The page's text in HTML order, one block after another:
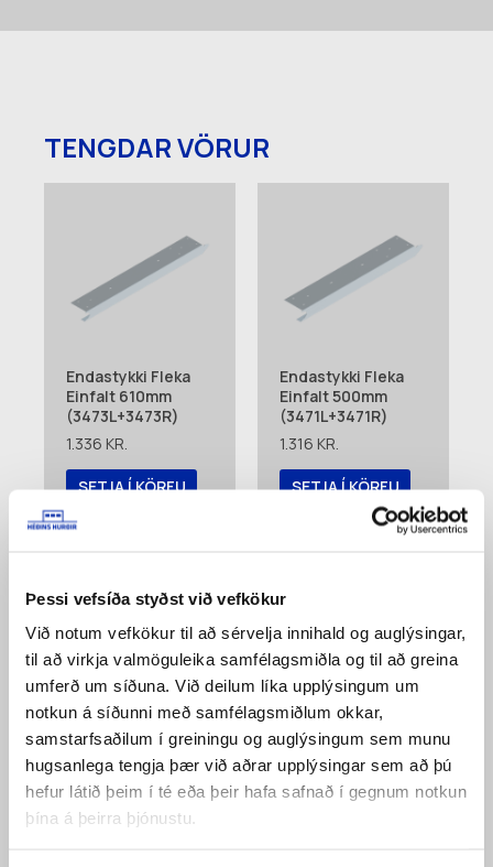
Þessi vefsíða styðst við vefkökur
Við notum vefkökur til að sérvelja innihald og auglýsingar,
til að virkja valmöguleika samfélagsmiðla og til að greina
umferð um síðuna. Við deilum líka upplýsingum um
notkun á síðunni með samfélagsmiðlum okkar,
samstarfsaðilum í greiningu og auglýsingum sem munu
hugsanlega tengja þær við aðrar upplýsingar sem að þú
hefur látið þeim í té eða þeir hafa safnað í gegnum notkun
þína á þeirra þjónustu.
TENGDAR VÖRUR
Endastykki Fleka
Einfalt 610mm
(3473L+3473R)
1.336 KR.
SETJA Í KÖRFU
Bæta á
Endastykki Fleka
Einfalt 500mm
(3471L+3471R)
1.316 KR.
SETJA Í KÖRFU
Handfang Nylon